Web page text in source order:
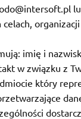
imię i
w związku z
który